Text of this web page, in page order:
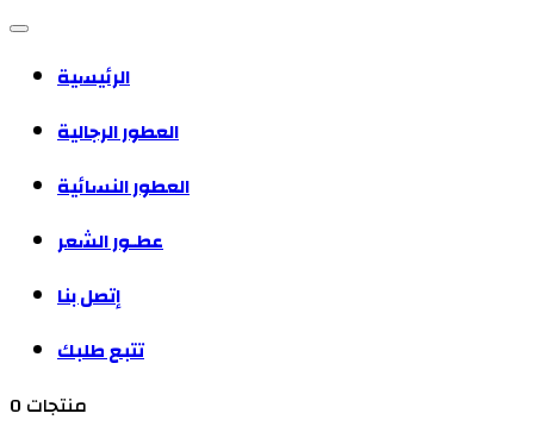
الرئيسية
العطور الرجالية
العطور النسائية
عطـور الشعر
إتصل بنا
تتبع طلبك
0 منتجات